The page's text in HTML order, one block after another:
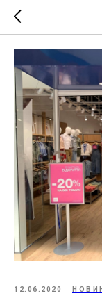
12.06.2020